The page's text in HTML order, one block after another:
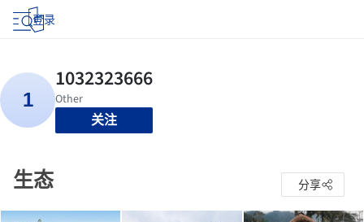
登录
关注
生态 分享